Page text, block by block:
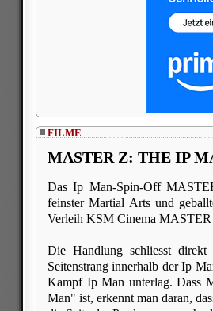
FILME
MASTER Z: THE IP
Das Ip Man-Spin-Off
feinster Martial Arts und
Verleih KSM Cinema
Die Handlung schliesst
Seitenstrang innerhalb der Ip
Kampf Ip Man unterlag.
Man" ist, erkennt man daran,